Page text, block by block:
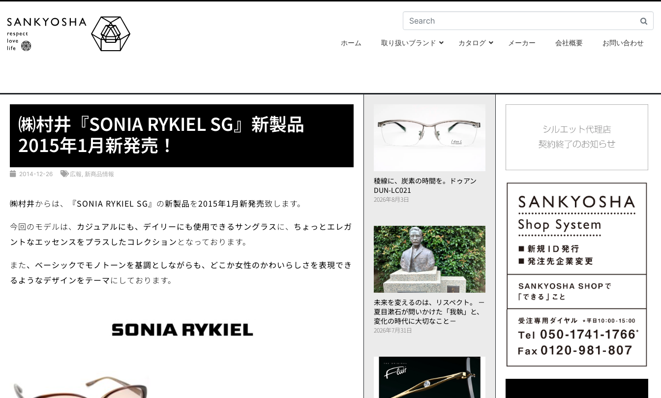
ホーム 取り扱いブランド カタログ メーカー 会社概要 お問い合わせ
㈱村井『SONIA RYKIEL SG』新製品
2015年1月新発売！
2014-12-26 広報, 新商品情報
㈱村井からは、 『SONIA RYKIEL SG』 の新製品を2015年1月新発売致します。
今回のモデルは、 カジュアルにも、デイリーにも使用できるサングラスに、 ちょっとエレガ
ントなエッセンスをプラスしたコレクション となっております。
また、ベーシックでモノトーンを基調としながらも、どこか女性のかわいらしさを表現でき
るようなデザインをテーマにしております。
稜線に、炭素の時間を。ドゥアン
DUN-LC021
2026年8月3日
未来を変えるのは、リスペクト。 －
夏目漱石が問いかけた「我執」と、
変化の時代に大切なこと－
2026年7月31日